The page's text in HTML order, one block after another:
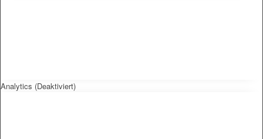
Analytics (Deaktiviert)